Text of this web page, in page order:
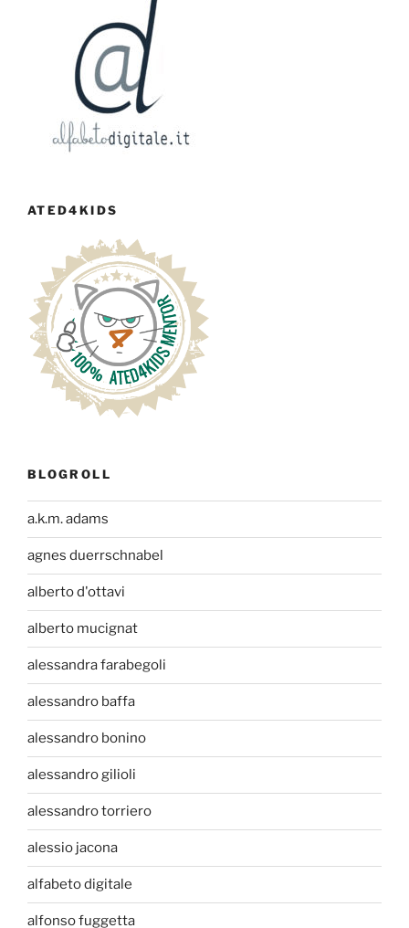
ATED4KIDS
BLOGROLL
a.k.m. adams
agnes duerrschnabel
alberto d'ottavi
alberto mucignat
alessandra farabegoli
alessandro baffa
alessandro bonino
alessandro gilioli
alessandro torriero
alessio jacona
alfabeto digitale
alfonso fuggetta